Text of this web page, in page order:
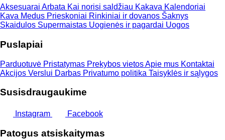
Aksesuarai Arbata Kai norisi saldžiau Kakava Kalendoriai
Kava Medus Prieskoniai Rinkiniai ir dovanos Šaknys
Skaidulos Supermaistas Uogienės ir pagardai Uogos
Puslapiai
Parduotuvė Pristatymas Prekybos vietosApie mus Kontaktai
Akcijos Verslui Darbas Privatumo politika Taisyklės ir sąlygos
Susisdraugaukime
Instagram Facebook
Patogus atsiskaitymas